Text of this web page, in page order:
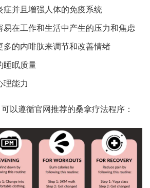
并且增强人体的免疫系统
在工作和生活中产生的压力和焦虑
的内啡肽来调节和改善情绪
睡眠质量
能力
以遵循官网推荐的桑拿疗法程序：